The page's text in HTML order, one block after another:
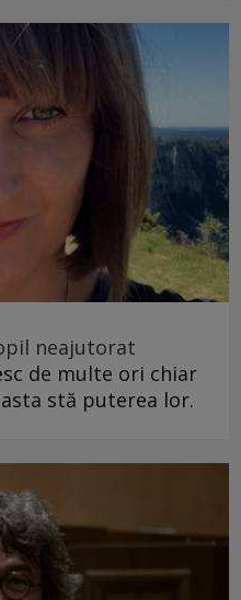
neajutorat
de multe ori chiar
stă puterea lor.